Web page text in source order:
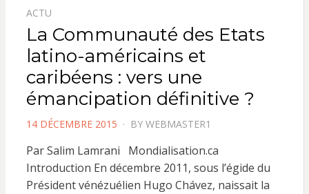
ACTU
La Communauté des Etats
latino-américains et
caribéens : vers une
émancipation définitive ?
POSTED
14 DÉCEMBRE 2015 BY WEBMASTER1
Par Salim Lamrani Mondialisation.ca
Introduction En décembre 2011, sous l’égide du
Président vénézuélien Hugo Chávez, naissait la